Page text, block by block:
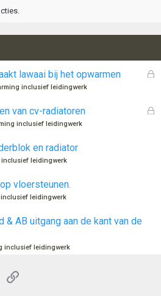
G
lawaai bij het opwarmen
inclusief leidingwerk
G
van cv-radiatoren
inclusief leidingwerk
en radiator
inclusief leidingwerk
vloersteunen.
inclusief leidingwerk
& AB uitgang aan de kant van de
inclusief leidingwerk
Pinterest
Link